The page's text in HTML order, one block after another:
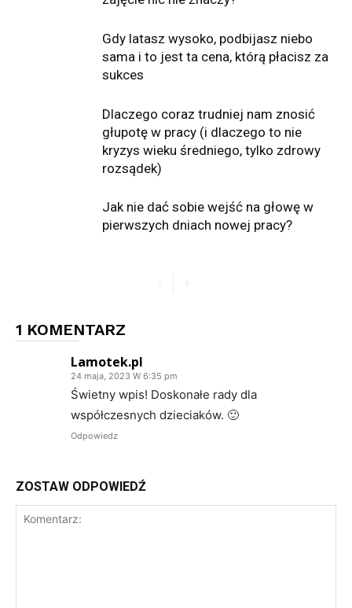
Gdy latasz wysoko, podbijasz niebo
sama i to jest ta cena, którą płacisz za
sukces
Dlaczego coraz trudniej nam znosić
głupotę w pracy (i dlaczego to nie
kryzys wieku średniego, tylko zdrowy
rozsądek)
Jak nie dać sobie wejść na głowę w
pierwszych dniach nowej pracy?
1 KOMENTARZ
Lamotek.pl
24 maja, 2023 W 6:35 pm
Świetny wpis! Doskonałe rady dla
współczesnych dzieciaków. 🙂
Odpowiedz
ZOSTAW ODPOWIEDŹ